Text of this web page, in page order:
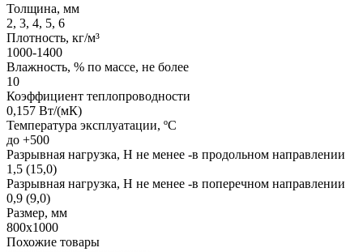
Толщина, мм
2, 3, 4, 5, 6
Плотность, кг/м³
1000-1400
Влажность, % по массе, не более
10
Коэффициент теплопроводности
0,157 Вт/(мК)
Температура эксплуатации, ºС
до +500
Разрывная нагрузка, Н не менее -в продольном направлении
1,5 (15,0)
Разрывная нагрузка, Н не менее -в поперечном направлении
0,9 (9,0)
Размер, мм
800х1000
Похожие товары